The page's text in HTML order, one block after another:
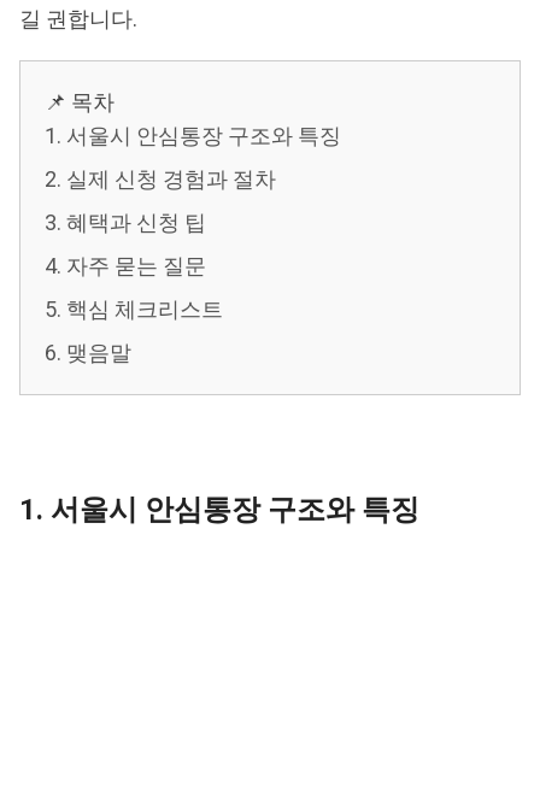
길 권합니다.
📌 목차
1. 서울시 안심통장 구조와 특징
2. 실제 신청 경험과 절차
3. 혜택과 신청 팁
4. 자주 묻는 질문
5. 핵심 체크리스트
6. 맺음말
1. 서울시 안심통장 구조와 특징